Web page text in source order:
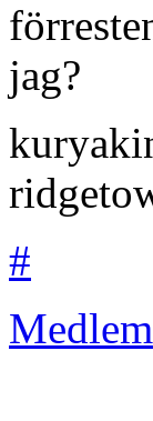
jag?
#
Medlem